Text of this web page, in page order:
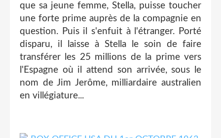
que sa jeune femme, Stella, puisse toucher
une forte prime auprès de la compagnie en
question. Puis il s'enfuit à l'étranger. Porté
disparu, il laisse à Stella le soin de faire
transférer les 25 millions de la prime vers
l'Espagne où il attend son arrivée, sous le
nom de Jim Jerôme, milliardaire australien
en villégiature...